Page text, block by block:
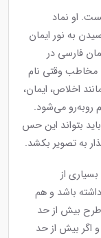
او نماد
به نور ایمان
فارسی در
مخاطب وقتی نام
اخلاص، ایمان،
روبه‌رو می‌شود.
بتواند این حس
به تصویر بکشد.
از
باشد و هم
طرح بیش از حد
اگر بیش از حد